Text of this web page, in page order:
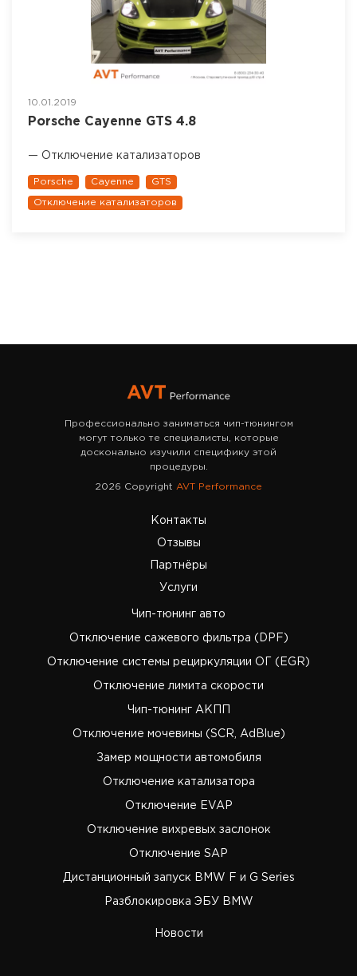
10.01.2019
Porsche Cayenne GTS 4.8
— Отключение катализаторов
Porsche Cayenne GTS
Отключение катализаторов
Профессионально заниматься чип-тюнингом
могут только те специалисты, которые
досконально изучили специфику этой
процедуры.
2026 Copyright AVT Performance
Новости
Услуги
Чип-тюнинг авто
Отключение сажевого фильтра (DPF)
Отключение системы рециркуляции ОГ (EGR)
Отключение лимита скорости
Чип-тюнинг АКПП
Отключение мочевины (SCR, AdBlue)
Замер мощности автомобиля
Отключение катализатора
Отключение EVAP
Отключение вихревых заслонок
Отключение SAP
Дистанционный запуск BMW F и G Series
Разблокировка ЭБУ BMW
Партнёры
Отзывы
Контакты